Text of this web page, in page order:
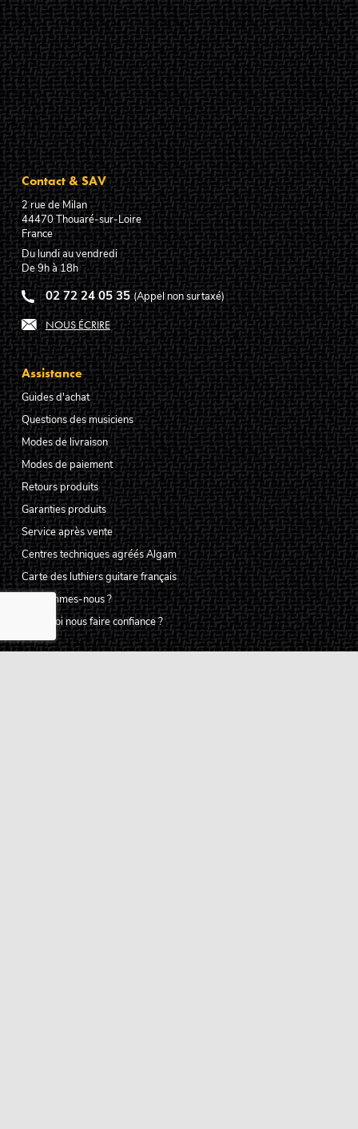
Contact & SAV
2 rue de Milan
44470Thouaré-sur-Loire
France
Du lundi au vendredi
De 9h à 18h
02 72 24 05 35 (Appel non surtaxé)
NOUS ÉCRIRE
Assistance
Guides d'achat
Questions des musiciens
Modes de livraison
Modes de paiement
Retours produits
Garanties produits
Service après vente
Centres techniques agréés Algam
Carte des luthiers guitare français
Qui sommes-nous ?
Pourquoi nous faire confiance ?